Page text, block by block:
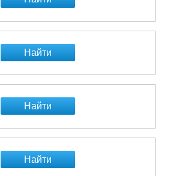
Найти
Найти
Найти